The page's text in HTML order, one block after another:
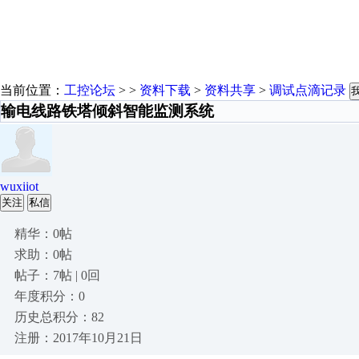
当前位置： 工控论坛 > > 资料下载 > 资料共享 > 调试点滴记录
输电线路铁塔倾斜智能监测系统
wuxiiot
关注 私信
精华：0帖
求助：0帖
帖子：7帖 | 0回
年度积分：0
历史总积分：82
注册：2017年10月21日